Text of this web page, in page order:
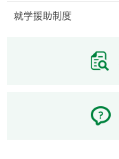
就学援助制度